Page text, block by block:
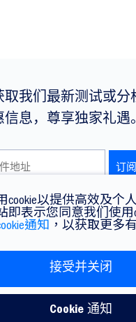
cookie以提供高效及个
即表示您同意我们使用
通知 ，以获取更多
接受并关闭
Cookie 通知
取我们最新测试或分
息，尊享独家礼遇
并同意有关私隐政
权所有 © 2026 利保。本公司保留